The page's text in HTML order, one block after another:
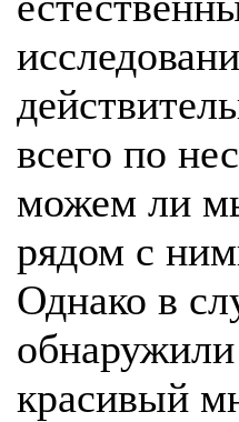
всего по
можем ли
рядом с
Однако в
красивый